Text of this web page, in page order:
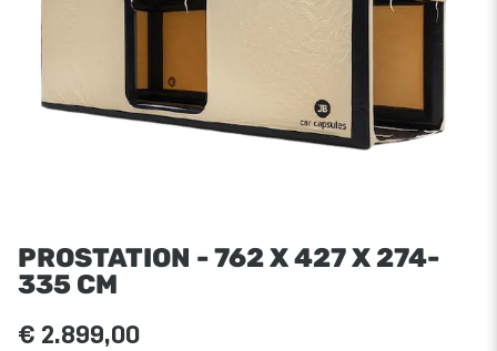
PROSTATION - 762 X 427 X 274-
335 CM
€ 2.899,00